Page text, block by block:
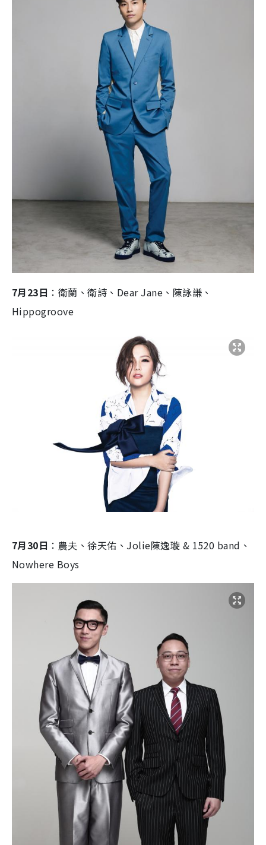
7月23日 ：衛蘭、衛詩、Dear Jane、陳詠謙、
Hippogroove
7月30日 ：農夫、徐天佑、Jolie陳逸璇 & 1520 band、
Nowhere Boys